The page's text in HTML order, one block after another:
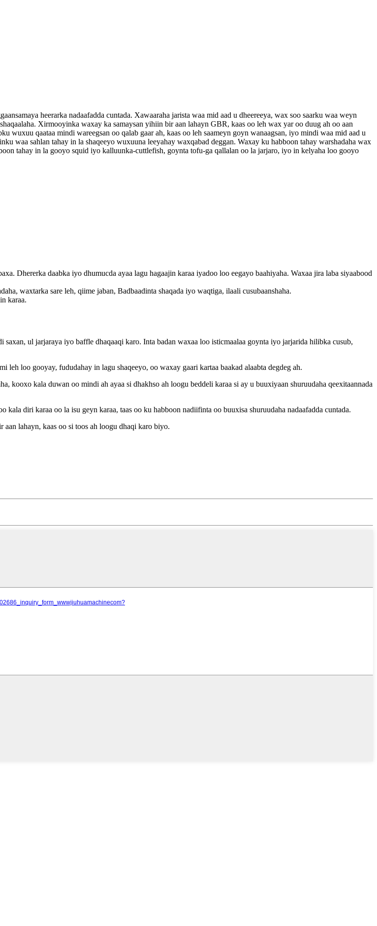
heerarka nadaafadda cuntada. Xawaaraha jarista waa mid aad u dheereeya, wax soo saarku waa weyn
Xirmooyinka waxay ka samaysan yihiin bir aan lahayn GBR, kaas oo leh wax yar oo duug ah oo aan
wuxuu qaataa mindi wareegsan oo qalab gaar ah, kaas oo leh saameyn goyn wanaagsan, iyo mindi waa mid aad u
waa sahlan tahay in la shaqeeyo wuxuuna leeyahay waxqabad deggan. Waxay ku habboon tahay warshadaha wax
tahay in la gooyo squid iyo kalluunka-cuttlefish, goynta tofu-ga qallalan oo la jarjaro, iyo in kelyaha loo gooyo
Dhererka daabka iyo dhumucda ayaa lagu hagaajin karaa iyadoo loo eegayo baahiyaha. Waxaa jira laba siyaabood
waxtarka sare leh, qiime jaban, Badbaadinta shaqada iyo waqtiga, ilaali cusubaanshaha.
karaa.
ul jarjaraya iyo baffle dhaqaaqi karo. Inta badan waxaa loo isticmaalaa goynta iyo jarjarida hilibka cusub,
leh loo gooyay, fududahay in lagu shaqeeyo, oo waxay gaari kartaa baakad alaabta degdeg ah.
kooxo kala duwan oo mindi ah ayaa si dhakhso ah loogu beddeli karaa si ay u buuxiyaan shuruudaha qeexitaannada
diri karaa oo la isu geyn karaa, taas oo ku habboon nadiifinta oo buuxisa shuruudaha nadaafadda cuntada.
lahayn, kaas oo si toos ah loogu dhaqi karo biyo.